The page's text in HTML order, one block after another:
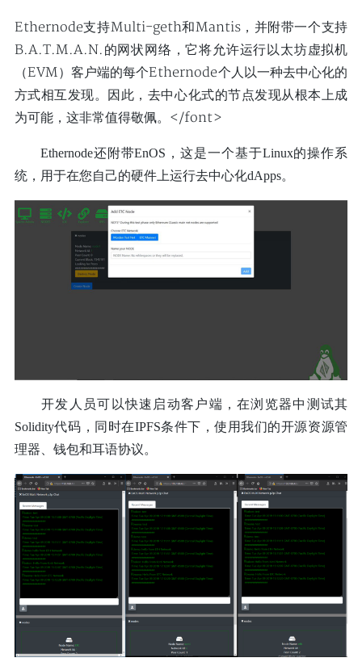
Ethernode支持Multi-geth和Mantis，并附带一个支持
B.A.T.M.A.N.的网状网络，它将允许运行以太坊虚拟机
（EVM）客户端的每个Ethernode个人以一种去中心化的
方式相互发现。因此，去中心化式的节点发现从根本上成
为可能，这非常值得敬佩。</font>
Ethernode还附带EnOS，这是一个基于Linux的操作系
统，用于在您自己的硬件上运行去中心化dApps。
开发人员可以快速启动客户端，在浏览器中测试其
Solidity代码，同时在IPFS条件下，使用我们的开源资源管
理器、钱包和耳语协议。